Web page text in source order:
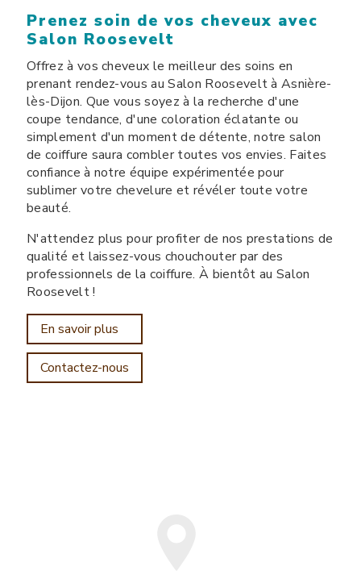
Prenez soin de vos cheveux avec
Salon Roosevelt
Offrez à vos cheveux le meilleur des soins en
prenant rendez-vous au Salon Roosevelt à Asnière-
lès-Dijon. Que vous soyez à la recherche d'une
coupe tendance, d'une coloration éclatante ou
simplement d'un moment de détente, notre salon
de coiffure saura combler toutes vos envies. Faites
confiance à notre équipe expérimentée pour
sublimer votre chevelure et révéler toute votre
beauté.
N'attendez plus pour profiter de nos prestations de
qualité et laissez-vous chouchouter par des
professionnels de la coiffure. À bientôt au Salon
Roosevelt !
En savoir plus
Contactez-nous